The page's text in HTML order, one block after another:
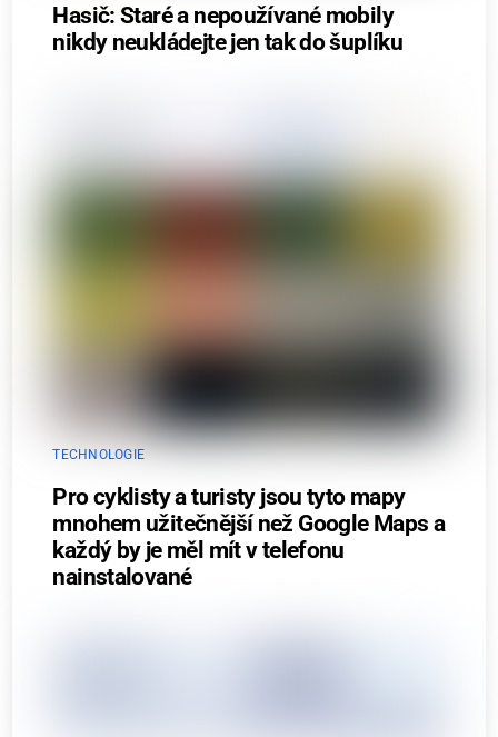
Hasič: Staré a nepoužívané mobily
nikdy neukládejte jen tak do šuplíku
TECHNOLOGIE
Pro cyklisty a turisty jsou tyto mapy
mnohem užitečnější než Google Maps a
každý by je měl mít v telefonu
nainstalované